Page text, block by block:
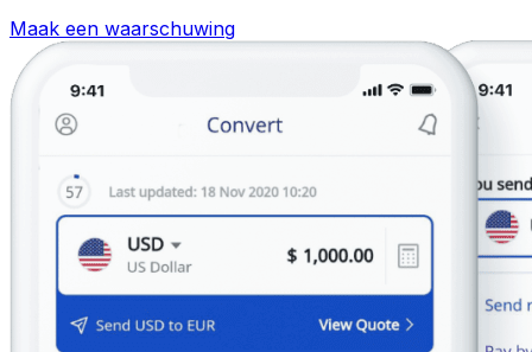
Maak een waarschuwing